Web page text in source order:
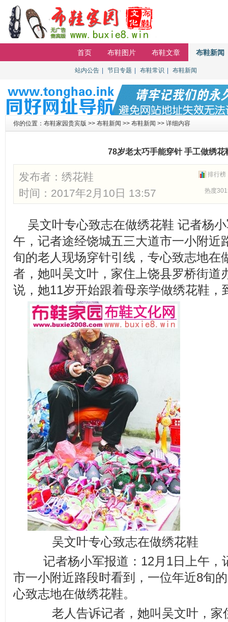
首页 布鞋图片 布鞋文章 布鞋新闻
【重要通知】贵宾会员无法登陆请进
站内公告 节日专题 布鞋常识 布鞋新闻
你的位置： 布鞋家园贵宾版 >> 布鞋新闻 >> 布鞋新闻 >> 详细内容
78岁老太巧手能穿针 手工做绣花
排行榜
发布者： 绣花鞋
热度
时间：2017年2月10日 13:57
吴文叶专心致志在做绣花鞋 记者杨
午，记者途经饶城五三大道市一小附近
旬的老人现场穿针引线，专心致志地在
者，她叫吴文叶，家住上饶县罗桥街道
说，她11岁开始跟着母亲学做绣花鞋，
吴文叶专心致志在做绣花鞋
记者杨小军报道：12月1日上午，
市一小附近路段时看到，一位年近8旬
心致志地在做绣花鞋。
老人告诉记者，她叫吴文叶，家